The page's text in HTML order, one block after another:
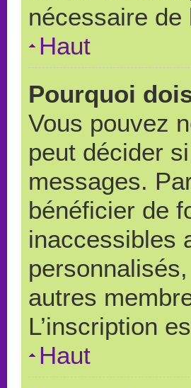
nécessaire de
Haut
Pourquoi
Vous pouvez
peut décider
messages.
bénéficier de
inaccessibles
autres
L’inscription
Haut